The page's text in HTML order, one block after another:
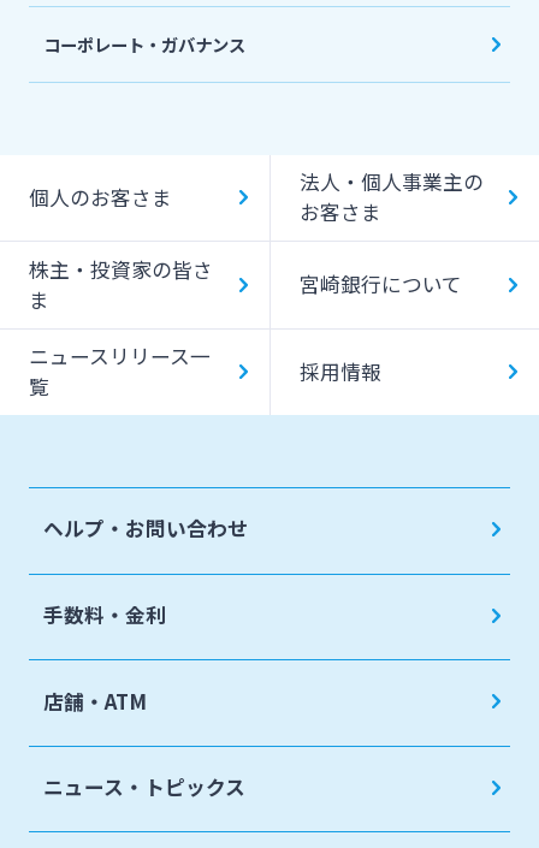
コーポレート・ガバナンス
個人のお客さま
法人・個人事業主の
お客さま
株主・投資家の皆さ
ま
宮崎銀行について
ニュースリリース一
覧
採用情報
ヘルプ・お問い合わせ
手数料・金利
店舗・ATM
ニュース・トピックス